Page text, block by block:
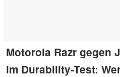
Motorola Razr gegen
im Durability-Test: